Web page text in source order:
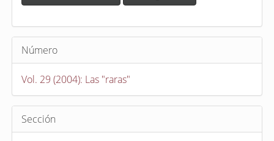
Número
Vol. 29 (2004): Las "raras"
Sección